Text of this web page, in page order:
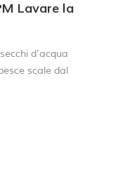
Lavare la
d'acqua
scale dal